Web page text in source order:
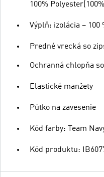
100%
Výplň: izolácia – 100
Predné vrecká so
Ochranná chlopňa
Elastické manžety
Pútko na zavesenie
Kód farby: Team
Kód produktu: